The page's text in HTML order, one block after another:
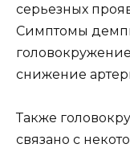
серьезных
Симптомы
снижение
Также
связано с